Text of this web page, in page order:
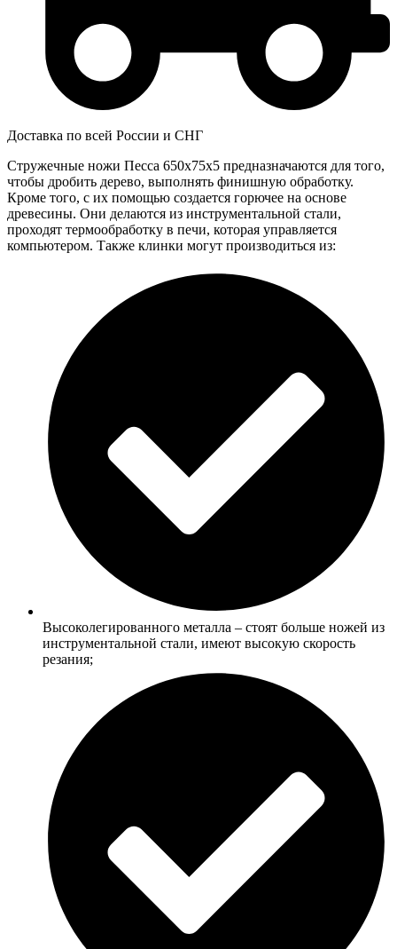
Доставка по всей России и СНГ
Стружечные ножи Песса 650x75x5 предназначаются для того,
чтобы дробить дерево, выполнять финишную обработку.
Кроме того, с их помощью создается горючее на основе
древесины. Они делаются из инструментальной стали,
проходят термообработку в печи, которая управляется
компьютером. Также клинки могут производиться из:
Высоколегированного металла – стоят больше ножей из
инструментальной стали, имеют высокую скорость
резания;